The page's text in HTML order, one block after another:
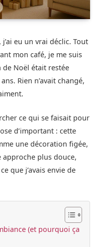
eu un vrai déclic. Tout
mon café, je me suis
Noël était restée
Rien n’avait changé,
ce qui se faisait pour
d’important : cette
une décoration figée,
approche plus douce,
que j’avais envie de
(et pourquoi ça